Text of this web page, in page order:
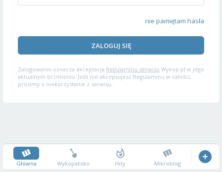
nie pamiętam hasła
ZALOGUJ SIĘ
Zalogowanie oznacza akceptację Regulaminu serwisu Wykop.pl w jego
aktualnym brzmieniu. Jeśli nie akceptujesz Regulaminu w całości,
prosimy o niekorzystanie z serwisu.
Główna Wykopalisko Hity Mikroblog